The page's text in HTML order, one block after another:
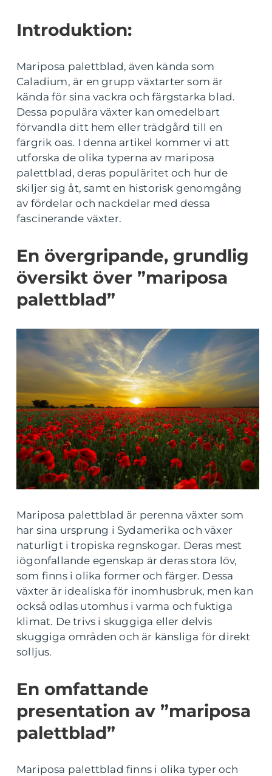
Introduktion:
Mariposa palettblad, även kända som
Caladium, är en grupp växtarter som är
kända för sina vackra och färgstarka blad.
Dessa populära växter kan omedelbart
förvandla ditt hem eller trädgård till en
färgrik oas. I denna artikel kommer vi att
utforska de olika typerna av mariposa
palettblad, deras populäritet och hur de
skiljer sig åt, samt en historisk genomgång
av fördelar och nackdelar med dessa
fascinerande växter.
En övergripande, grundlig
översikt över ”mariposa
palettblad”
Mariposa palettblad är perenna växter som
har sina ursprung i Sydamerika och växer
naturligt i tropiska regnskogar. Deras mest
iögonfallande egenskap är deras stora löv,
som finns i olika former och färger. Dessa
växter är idealiska för inomhusbruk, men kan
också odlas utomhus i varma och fuktiga
klimat. De trivs i skuggiga eller delvis
skuggiga områden och är känsliga för direkt
solljus.
En omfattande
presentation av ”mariposa
palettblad”
Mariposa palettblad finns i olika typer och